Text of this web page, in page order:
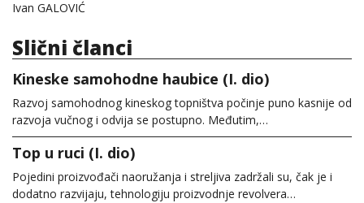
Ivan GALOVIĆ
Slični članci
Kineske samohodne haubice (I. dio)
Razvoj samohodnog kineskog topništva počinje puno kasnije od
razvoja vučnog i odvija se postupno. Međutim,…
Top u ruci (I. dio)
Pojedini proizvođači naoružanja i streljiva zadržali su, čak je i
dodatno razvijaju, tehnologiju proizvodnje revolvera…